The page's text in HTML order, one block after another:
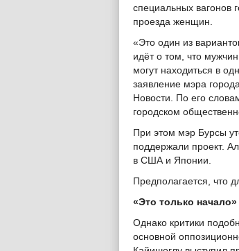
специальных вагонов
проезда женщин.
«Это один из
идёт о том, что
могут находиться в
заявление мэра
Новости. По его
городском
При этом мэр Бурсы
поддержали проект.
в США и Японии.
Предполагается, что
«Это только начало»
Однако критики
основной